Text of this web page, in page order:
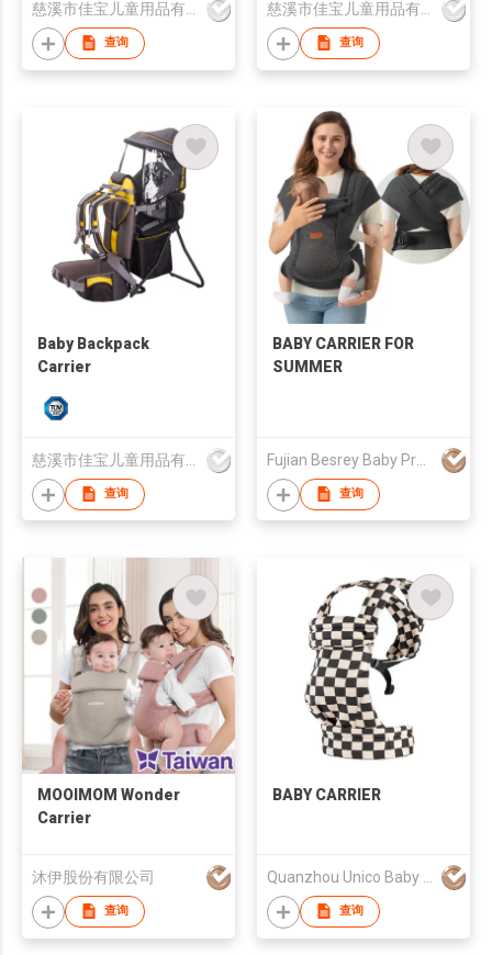
查询 查询
Baby Backpack
Carrier
查询
BABY CARRIER FOR
SUMMER
Fujian Besrey Baby Products Co., Ltd.
查询
MOOIMOM Wonder
Carrier
沐伊股份有限公司
查询
BABY CARRIER
查询